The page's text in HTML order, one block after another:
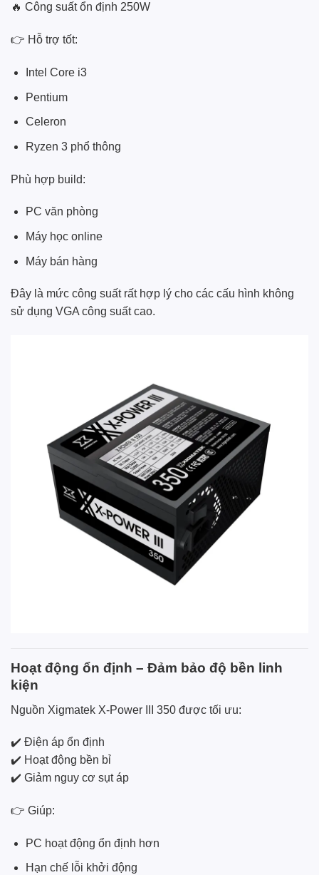
🔥 Công suất ổn định 250W
👉 Hỗ trợ tốt:
Intel Core i3
Pentium
Celeron
Ryzen 3 phổ thông
Phù hợp build:
PC văn phòng
Máy học online
Máy bán hàng
Đây là mức công suất rất hợp lý cho các cấu hình không
sử dụng VGA công suất cao.
Hoạt động ổn định – Đảm bảo độ bền linh
kiện
Nguồn Xigmatek X-Power III 350 được tối ưu:
✔️ Điện áp ổn định
✔️ Hoạt động bền bỉ
✔️ Giảm nguy cơ sụt áp
👉 Giúp:
PC hoạt động ổn định hơn
Hạn chế lỗi khởi động